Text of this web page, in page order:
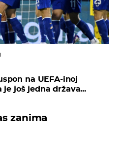
na UEFA-inoj
još jedna država...
zanima